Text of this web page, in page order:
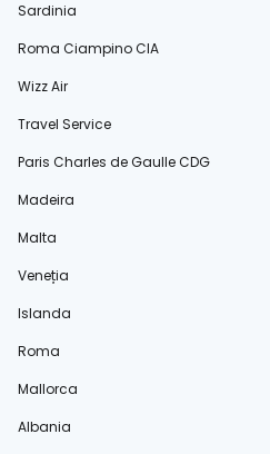
Sardinia
Roma Ciampino CIA
Wizz Air
Travel Service
Paris Charles de Gaulle CDG
Madeira
Malta
Veneția
Islanda
Roma
Mallorca
Albania